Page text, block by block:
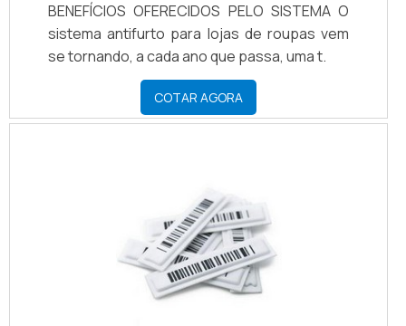
BENEFÍCIOS OFERECIDOS PELO SISTEMA O
sistema antifurto para lojas de roupas vem
se tornando, a cada ano que passa, uma t.
COTAR AGORA